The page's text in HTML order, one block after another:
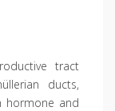
tract
ducts,
hormone and